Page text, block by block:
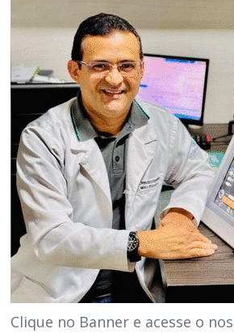
Clique no Banner e acesse o